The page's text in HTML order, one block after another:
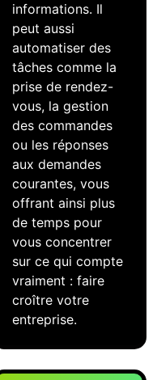
informations. Il
peut aussi
automatiser des
tâches comme la
prise de rendez-
vous, la gestion
des commandes
ou les réponses
aux demandes
courantes, vous
offrant ainsi plus
de temps pour
vous concentrer
sur ce qui compte
vraiment : faire
croître votre
entreprise.